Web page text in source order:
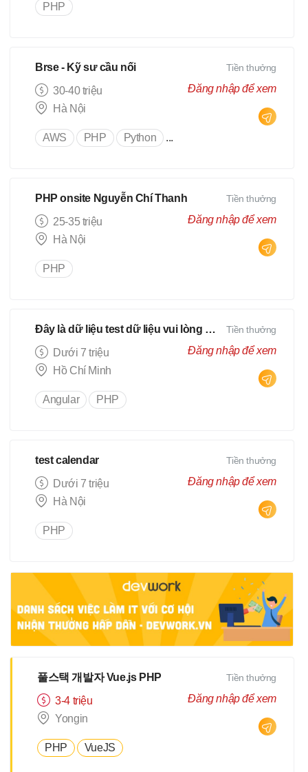
Internet Group (Tokyo hoặc
PHP
Brse - Kỹ sư cầu nối
30-40 triệu
Hà Nội
AWS PHP Python ...
Tiền thưởng
Đăng nhập để xem
PHP onsite Nguyễn Chí Thanh
25-35 triệu
Hà Nội
PHP
Tiền thưởng
Đăng nhập để xem
Đây là dữ liệu test dữ liệu vui lòng bỏ qua
Dưới 7 triệu
Hồ Chí Minh
Angular PHP
Tiền thưởng
Đăng nhập để xem
test calendar
Dưới 7 triệu
Hà Nội
PHP
Tiền thưởng
Đăng nhập để xem
풀스택 개발자 Vue.js PHP
3-4 triệu
Yongin
PHP VueJS
Tiền thưởng
Đăng nhập để xem